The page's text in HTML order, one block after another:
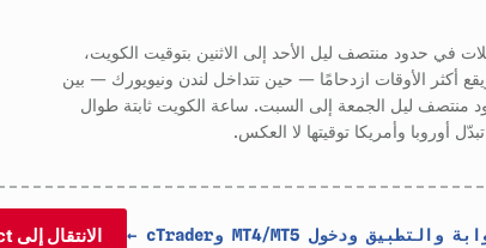
في حدود منتصف ليل الأحد إلى الاثنين بتوقيت الكويت،
أكثر الأوقات ازدحامًا — حين تتداخل لندن ونيويورك — بين
منتصف ليل الجمعة إلى السبت. ساعة الكويت ثابتة طوال
أوروبا وأمريكا توقيتها لا العكس.
الانتقال إلى FxPro Direct